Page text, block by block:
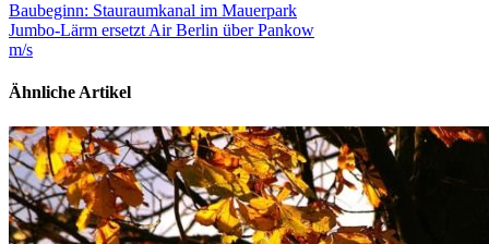
Baubeginn: Stauraumkanal im Mauerpark
Jumbo-Lärm ersetzt Air Berlin über Pankow
m/s
Ähnliche Artikel